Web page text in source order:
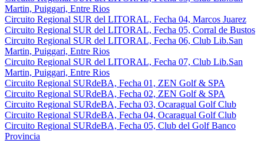
Martin, Puiggari, Entre Rios
Circuito Regional SUR del LITORAL, Fecha 04, Marcos Juarez
Circuito Regional SUR del LITORAL, Fecha 05, Corral de Bustos
Circuito Regional SUR del LITORAL, Fecha 06, Club Lib.San
Martin, Puiggari, Entre Rios
Circuito Regional SUR del LITORAL, Fecha 07, Club Lib.San
Martin, Puiggari, Entre Rios
Circuito Regional SURdeBA, Fecha 01, ZEN Golf & SPA
Circuito Regional SURdeBA, Fecha 02, ZEN Golf & SPA
Circuito Regional SURdeBA, Fecha 03, Ocaragual Golf Club
Circuito Regional SURdeBA, Fecha 04, Ocaragual Golf Club
Circuito Regional SURdeBA, Fecha 05, Club del Golf Banco
Provincia